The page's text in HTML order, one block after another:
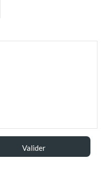
Valider